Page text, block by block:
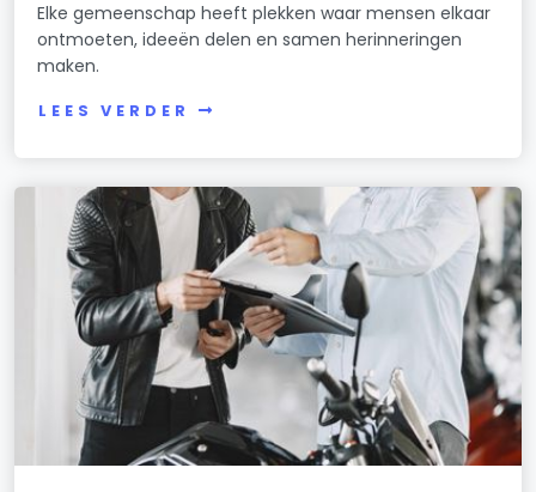
Elke gemeenschap heeft plekken waar mensen elkaar
ontmoeten, ideeën delen en samen herinneringen
maken.
LEES VERDER